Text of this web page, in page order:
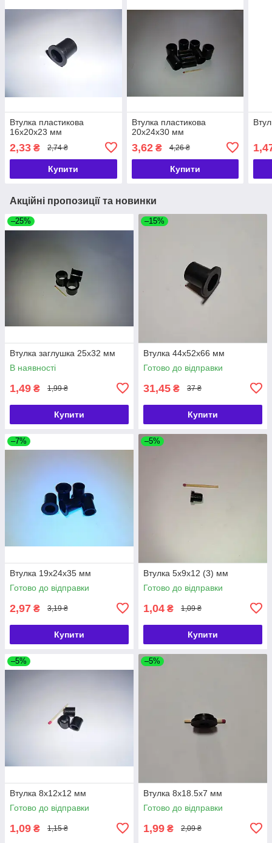
Втулка пластикова
16х20х23 мм
2,33 ₴ 2,74 ₴
Купити
Втулка пластикова
20x24x30 мм
3,62₴ 4,26 ₴
Купити
Акційні пропозиції та новинки
–25%
Втулка заглушка 25х32 мм
В наявності
1,49 ₴ 1,99 ₴
Купити
–15%
Втулка 44х52х66 мм
Готово до відправки
31,45 ₴ 37 ₴
Купити
–7%
Втулка 19х24х35 мм
Готово до відправки
2,97 ₴ 3,19 ₴
Купити
–5%
Втулка 5х9х12 (3) мм
Готово до відправки
1,04 ₴ 1,09 ₴
Купити
–5%
Втулка 8х12х12 мм
Готово до відправки
1,09 ₴ 1,15 ₴
–5%
Втулка 8х18.5х7 мм
Готово до відправки
1,99 ₴ 2,09 ₴